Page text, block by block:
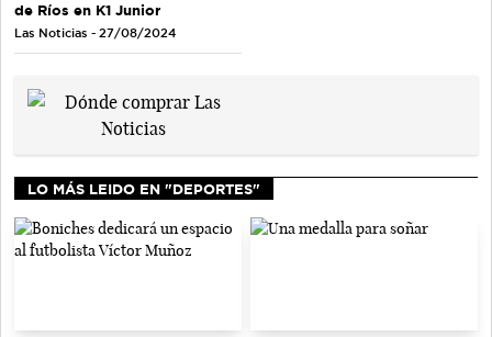
de Ríos en K1 Junior
Las Noticias - 27/08/2024
LO MÁS LEIDO EN "DEPORTES"